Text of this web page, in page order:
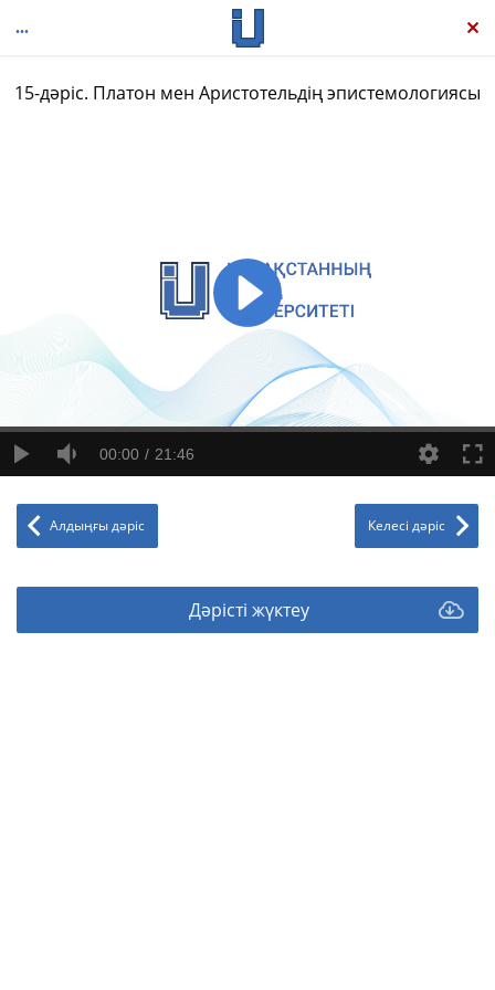
15-дәріс. Платон мен Аристотельдің эпистемологиясы
00:00 21:46
Алдыңғы дәріс Келесі дәріс
Дәрісті жүктеу